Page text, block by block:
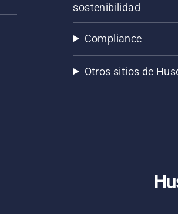
sostenibilidad
Compliance
Otros sitios de